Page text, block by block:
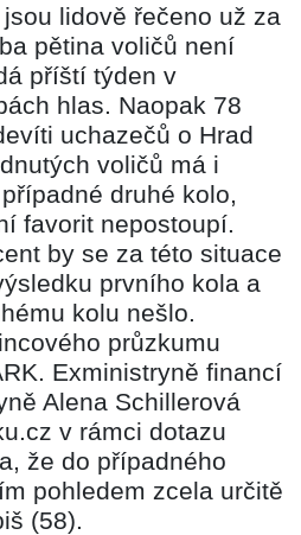
lidově řečeno už za
pětina voličů není
příští týden v
hlas. Naopak 78
uchazečů o Hrad
voličů má i
druhé kolo,
favorit nepostoupí.
by se za této situace
prvního kola a
kolu nešlo.
průzkumu
Exministryně financí
Alena Schillerová
v rámci dotazu
že do případného
pohledem zcela určitě
(58).